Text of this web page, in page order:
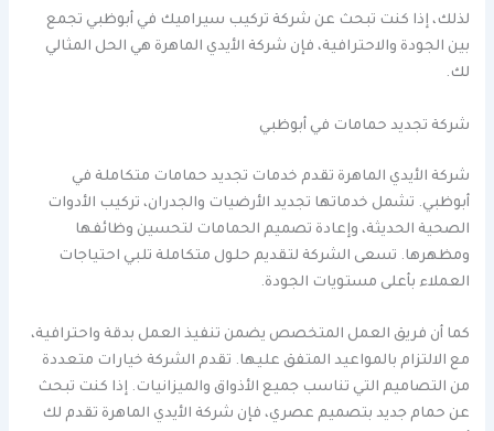
لذلك، إذا كنت تبحث عن شركة تركيب سيراميك في أبوظبي تجمع
بين الجودة والاحترافية، فإن شركة الأيدي الماهرة هي الحل المثالي
لك.
شركة تجديد حمامات في أبوظبي
شركة الأيدي الماهرة تقدم خدمات تجديد حمامات متكاملة في
أبوظبي. تشمل خدماتها تجديد الأرضيات والجدران، تركيب الأدوات
الصحية الحديثة، وإعادة تصميم الحمامات لتحسين وظائفها
ومظهرها. تسعى الشركة لتقديم حلول متكاملة تلبي احتياجات
العملاء بأعلى مستويات الجودة.
كما أن فريق العمل المتخصص يضمن تنفيذ العمل بدقة واحترافية،
مع الالتزام بالمواعيد المتفق عليها. تقدم الشركة خيارات متعددة
من التصاميم التي تناسب جميع الأذواق والميزانيات. إذا كنت تبحث
عن حمام جديد بتصميم عصري، فإن شركة الأيدي الماهرة تقدم لك